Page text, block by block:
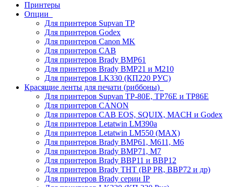
Принтеры
Опции
Для принтеров Supvan TP
Для принтеров Godex
Для принтеров Canon MK
Для принтеров CAB
Для принтеров Brady BMP61
Для принтеров Brady BMP21 и M210
Для принтеров LK330 (КП220 РУС)
Красящие ленты для печати (риббоны)
Для принтеров Supvan TP-80E, TP76E и TP86E
Для принтеров CANON
Для принтеров CAB EOS, SQUIX, MACH и Godex
Для принтеров Letatwin LM390a
Для принтеров Letatwin LM550 (MAX)
Для принтеров Brady BMP61, M611, M6
Для принтеров Brady BMP71, M7
Для принтеров Brady BBP11 и BBP12
Для принтеров Brady THT (BP PR, BBP72 и др)
Для принтеров Brady серии IP